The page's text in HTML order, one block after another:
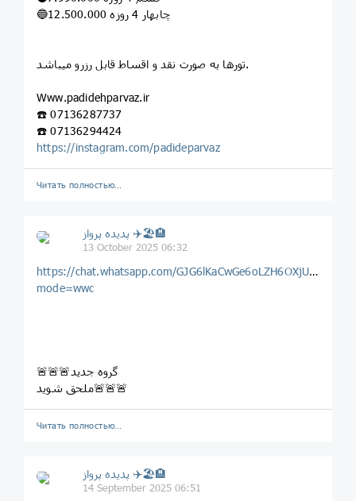
🔵چابهار 4 روزه 12.500.000
تورها به صورت نقد و اقساط قابل رزرو میباشد.
‏Www.padidehparvaz.ir
☎️ 07136287737
☎️ 07136294424
https://instagram.com/padideparvaz
Читать полностью…
پديده پرواز ✈️🏖🏨
13 October 2025 06:32
https://chat.whatsapp.com/GJG6lKaCwGe6oLZH6OXjUq?
mode=wwc
🚨🚨🚨گروه جدید
ملحق شوید🚨🚨🚨
Читать полностью…
پديده پرواز ✈️🏖🏨
14 September 2025 06:51